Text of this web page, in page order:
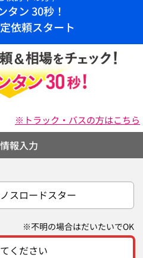
タン 30秒！
依頼スタート
※トラック・バスの方はこちら
報入力
スロードスター
※不明の場合はだいたいでOK
ください